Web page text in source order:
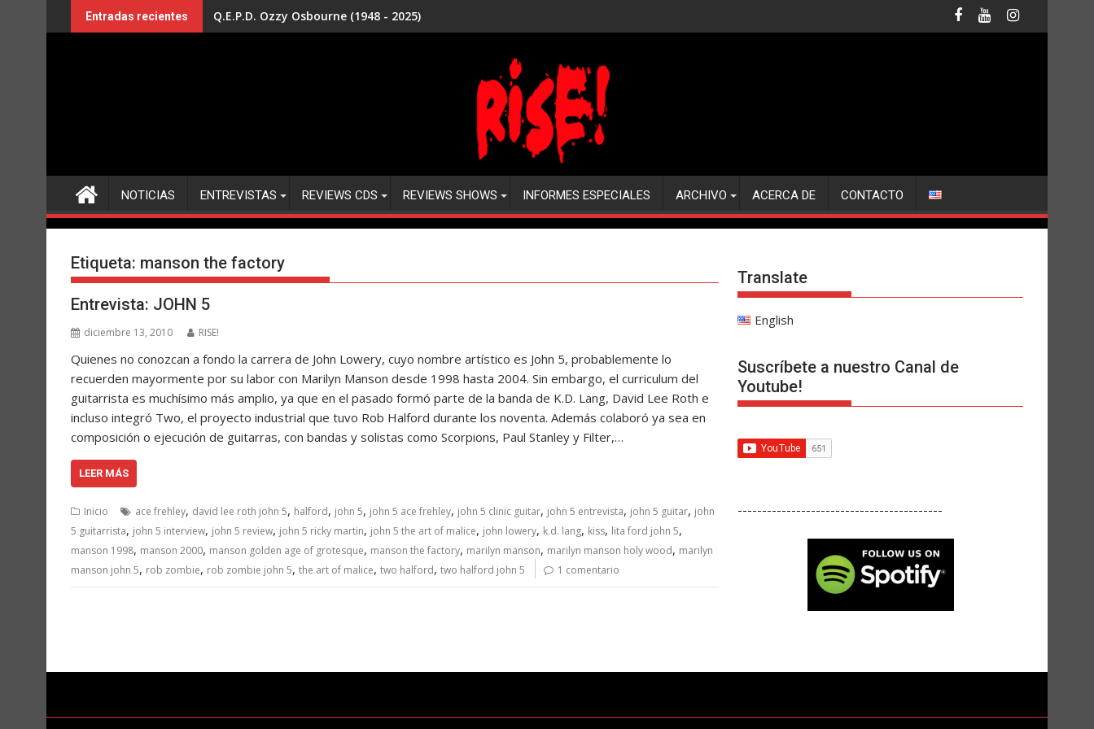
al
Entradas recientes Q.E.P.D. Ozzy Osbourne (1948 - 2025)
NOTICIAS ENTREVISTAS REVIEWS CDS REVIEWS SHOWS INFORMES ESPECIALES ARCHIVO ACERCA DE CONTACTO
Etiqueta: manson the factory
Entrevista: JOHN 5
diciembre 13, 2010 RISE!
Quienes no conozcan a fondo la carrera de John Lowery, cuyo nombre artístico es John 5, probablemente lo
recuerden mayormente por su labor con Marilyn Manson desde 1998 hasta 2004. Sin embargo, el curriculum del
guitarrista es muchísimo más amplio, ya que en el pasado formó parte de la banda de K.D. Lang, David Lee Roth e
incluso integró Two, el proyecto industrial que tuvo Rob Halford durante los noventa. Además colaboró ya sea en
composición o ejecución de guitarras, con bandas y solistas como Scorpions, Paul Stanley y Filter,…
LEER MÁS
Inicio ace frehley, david lee roth john 5, halford, john 5, john 5 ace frehley, john 5 clinic guitar, john 5 entrevista, john 5 guitar, john
5 guitarrista, john 5 interview, john 5 review, john 5 ricky martin, john 5 the art of malice, john lowery, k.d. lang, kiss, lita ford john 5,
manson 1998, manson 2000, manson golden age of grotesque, manson the factory, marilyn manson, marilyn manson holy wood, marilyn
manson john 5, rob zombie, rob zombie john 5, the art of malice, two halford, two halford john 5 1 comentario
Translate
English
Suscríbete a nuestro Canal de
Youtube!
------------------------------------------